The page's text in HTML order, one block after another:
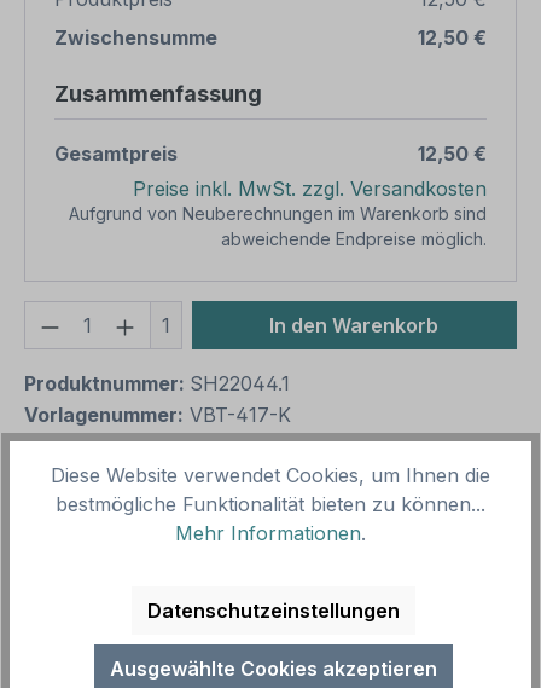
Zwischensumme
12,50 €
Zusammenfassung
Gesamtpreis
12,50 €
Preise inkl. MwSt. zzgl. Versandkosten
Aufgrund von Neuberechnungen im Warenkorb sind
abweichende Endpreise möglich.
Produkt Anzahl: Gib den
1 In den Warenkorb
Produktnummer: SH22044.1
Vorlagenummer: VBT-417-K
Beschreibung
Verbotsschild Füße im Waschbecken waschen
Diese Website verwendet Cookies, um Ihnen die
bestmögliche Funktionalität bieten zu können...
Mehr Informationen.
Datenschutzeinstellungen
Ausgewählte Cookies akzeptieren